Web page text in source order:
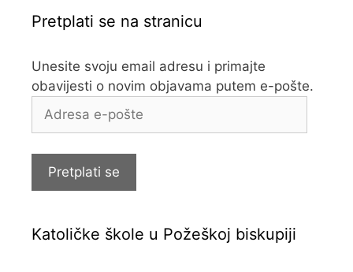
Pretplati se na stranicu
Unesite svoju email adresu i primajte
obavijesti o novim objavama putem e-pošte.
Adresa
Pretplati se
Katoličke škole u Požeškoj biskupiji